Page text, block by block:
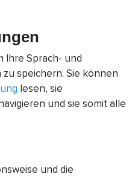
Ihre Sprach- und
speichern. Sie können
lesen, sie
und sie somit alle
und die